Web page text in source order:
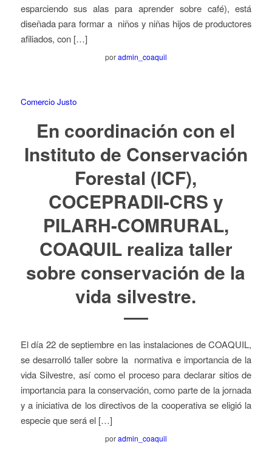
esparciendo sus alas para aprender sobre café), está
diseñada para formar a niños y niñas hijos de productores
afiliados, con […]
poradmin_coaquil
Comercio Justo
En coordinación con el
Instituto de Conservación
Forestal (ICF),
COCEPRADII-CRS y
PILARH-COMRURAL,
COAQUIL realiza taller
sobre conservación de la
vida silvestre.
El día 22 de septiembre en las instalaciones de COAQUIL,
se desarrolló taller sobre la normativa e importancia de la
vida Silvestre, así como el proceso para declarar sitios de
importancia para la conservación, como parte de la jornada
y a iniciativa de los directivos de la cooperativa se eligió la
especie que será el […]
poradmin_coaquil